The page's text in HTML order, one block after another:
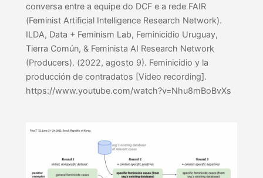
conversa entre a equipe do DCF e a rede FAIR
(Feminist Artificial Intelligence Research Network).
ILDA, Data + Feminism Lab, Feminicidio Uruguay,
Tierra Común, & Feminista AI Research Network
(Producers). (2022, agosto 9). Feminicidio y la
producción de contradatos [Video recording].
https://www.youtube.com/watch?v=Nhu8mBoBvXs